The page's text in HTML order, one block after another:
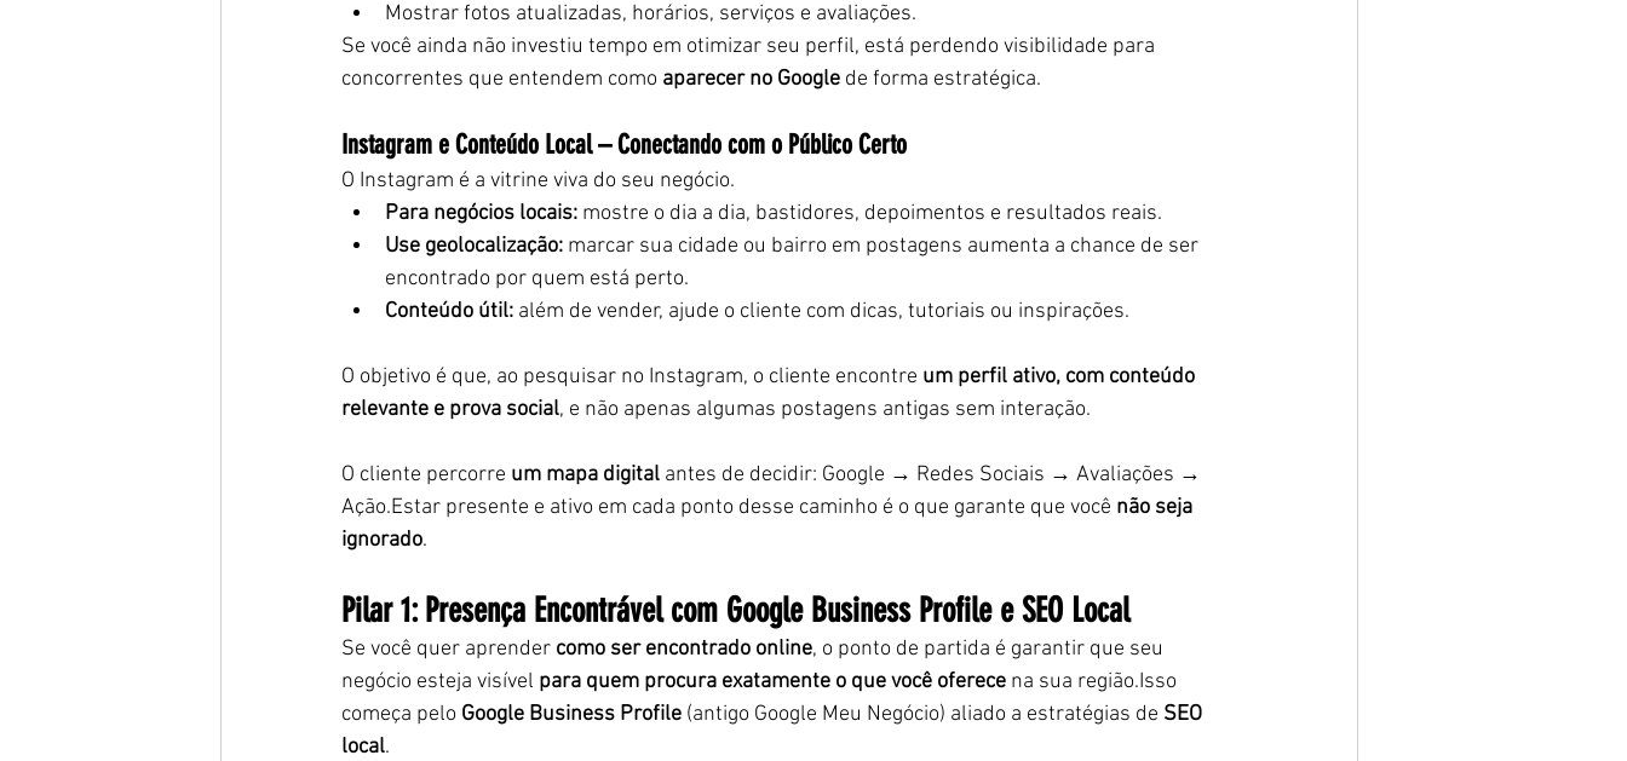
Mostrar fotos atualizadas, horários, serviços e avaliações.
Se você ainda não investiu tempo em otimizar seu perfil, está perdendo visibilidade para
concorrentes que entendem como aparecer no Google de forma estratégica.
Instagram e Conteúdo Local – Conectando com o Público Certo
O Instagram é a vitrine viva do seu negócio.
Para negócios locais: mostre o dia a dia, bastidores, depoimentos e resultados reais.
Use geolocalização: marcar sua cidade ou bairro em postagens aumenta a chance de ser
encontrado por quem está perto.
Conteúdo útil: além de vender, ajude o cliente com dicas, tutoriais ou inspirações.
O objetivo é que, ao pesquisar no Instagram, o cliente encontre um perfil ativo, com conteúdo
relevante e prova social, e não apenas algumas postagens antigas sem interação.
O cliente percorre um mapa digital antes de decidir: Google → Redes Sociais → Avaliações →
Ação.Estar presente e ativo em cada ponto desse caminho é o que garante que você não seja
ignorado.
Pilar 1: Presença Encontrável com Google Business Profile e SEO Local
Se você quer aprender como ser encontrado online, o ponto de partida é garantir que seu
negócio esteja visível para quem procura exatamente o que você oferece na sua região.Isso
começa pelo Google Business Profile (antigo Google Meu Negócio) aliado a estratégias de SEO
local.